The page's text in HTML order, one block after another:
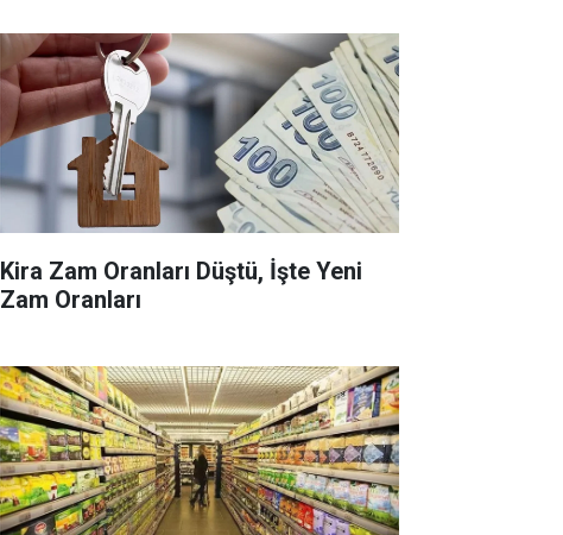
Kira Zam Oranları Düştü, İşte Yeni
Zam Oranları